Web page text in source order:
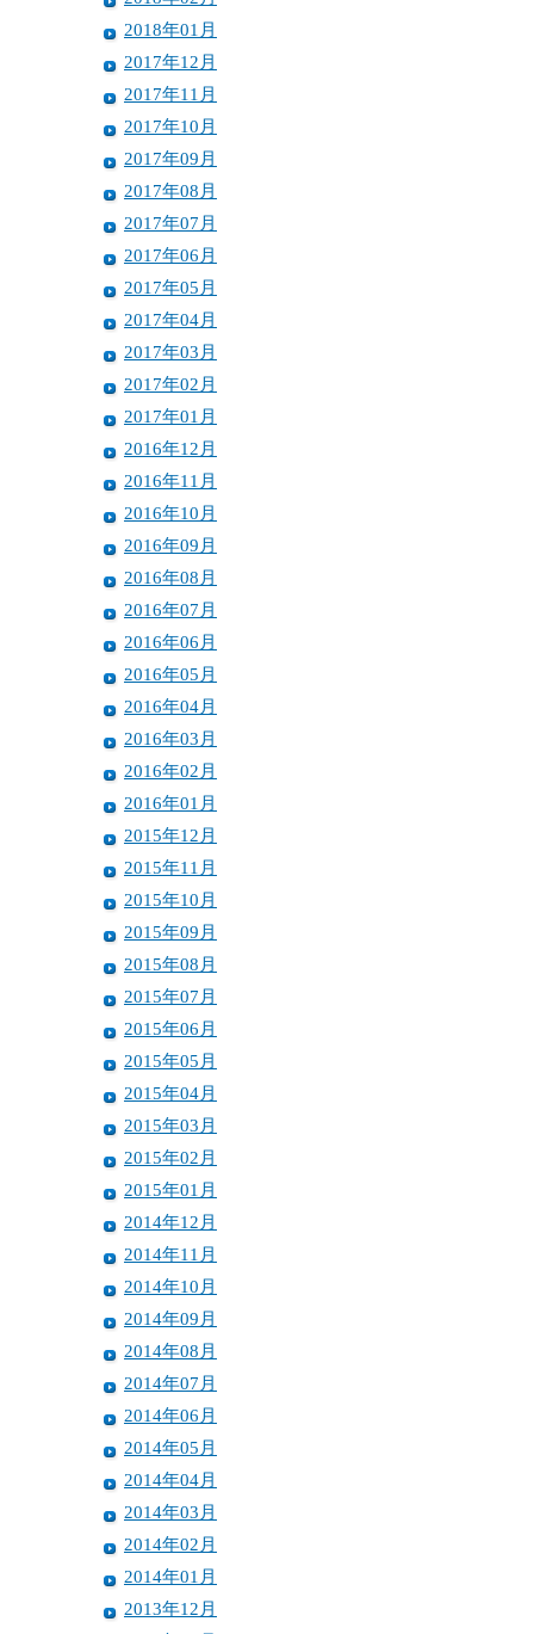
2018年01月
2017年12月
2017年11月
2017年10月
2017年09月
2017年08月
2017年07月
2017年06月
2017年05月
2017年04月
2017年03月
2017年02月
2017年01月
2016年12月
2016年11月
2016年10月
2016年09月
2016年08月
2016年07月
2016年06月
2016年05月
2016年04月
2016年03月
2016年02月
2016年01月
2015年12月
2015年11月
2015年10月
2015年09月
2015年08月
2015年07月
2015年06月
2015年05月
2015年04月
2015年03月
2015年02月
2015年01月
2014年12月
2014年11月
2014年10月
2014年09月
2014年08月
2014年07月
2014年06月
2014年05月
2014年04月
2014年03月
2014年02月
2014年01月
2013年12月